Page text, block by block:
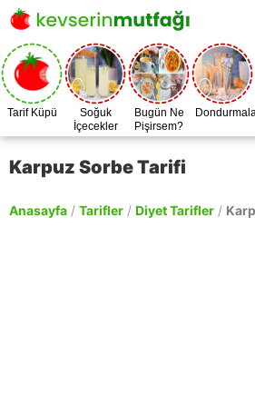
Tarif Küpü
Soğuk
İçecekler
Bugün Ne
Pişirsem?
Karpuz Sorbe Tarifi
Anasayfa / Tarifler / Diyet Tarifler /